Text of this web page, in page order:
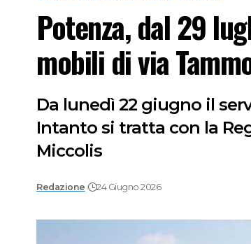
Potenza, dal 29
mobili di via
Da lunedì 22 giugno il
Intanto si tratta con la
Miccolis
Redazione 24 Giugno 2026